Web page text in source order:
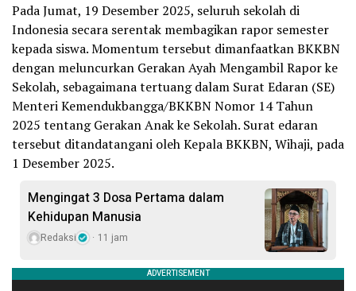
Pada Jumat, 19 Desember 2025, seluruh sekolah di
Indonesia secara serentak membagikan rapor semester
kepada siswa. Momentum tersebut dimanfaatkan BKKBN
dengan meluncurkan Gerakan Ayah Mengambil Rapor ke
Sekolah, sebagaimana tertuang dalam Surat Edaran (SE)
Menteri Kemendukbangga/BKKBN Nomor 14 Tahun
2025 tentang Gerakan Anak ke Sekolah. Surat edaran
tersebut ditandatangani oleh Kepala BKKBN, Wihaji, pada
1 Desember 2025.
Mengingat 3 Dosa Pertama dalam
Kehidupan Manusia
Redaksi 11 jam